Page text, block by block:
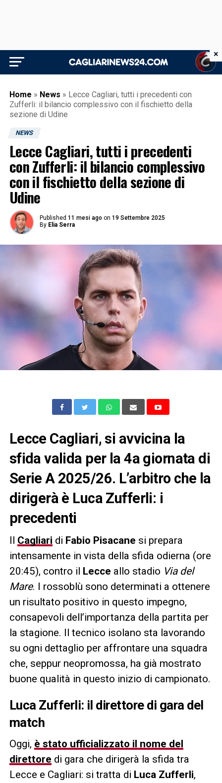
Home » News » Lecce Cagliari, tutti i precedenti con
Zufferli: il bilancio complessivo con il fischietto della
sezione di Udine
NEWS
Lecce Cagliari, tutti i precedenti
con Zufferli: il bilancio complessivo
con il fischietto della sezione di
Udine
Published 11 mesi ago on 19 Settembre 2025
By Elia Serra
Lecce Cagliari, si avvicina la
sfida valida per la 4a giornata di
Serie A 2025/26. L’arbitro che la
dirigerà è Luca Zufferli: i
precedenti
Il Cagliari di Fabio Pisacane si prepara
intensamente in vista della sfida odierna (ore
20:45), contro il Lecce allo stadio Via del
Mare. I rossoblù sono determinati a ottenere
un risultato positivo in questo impegno,
consapevoli dell’importanza della partita per
la stagione. Il tecnico isolano sta lavorando
su ogni dettaglio per affrontare una squadra
che, seppur neopromossa, ha già mostrato
buone qualità in questo inizio di campionato.
Luca Zufferli: il direttore di gara del
match
Oggi, è stato ufficializzato il nome del
direttore di gara che dirigerà la sfida tra
Lecce e Cagliari: si tratta di Luca Zufferli,
×